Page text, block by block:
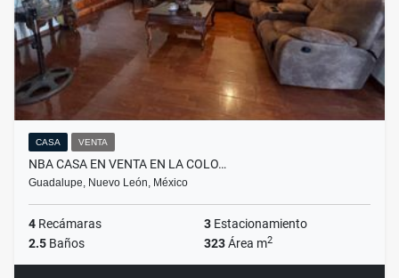
CASA VENTA
NBA CASA EN VENTA EN LA COLO…
Guadalupe, Nuevo León, México
4 Recámaras 3 Estacionamiento
2.5 Baños 323Área m2